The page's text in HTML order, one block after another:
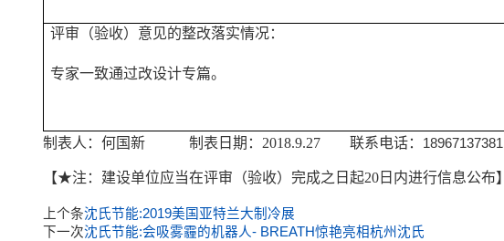
评审（验收）意见的整改落实情况：
专家一致通过改设计专篇。
制表人：何国新 制表日期：2018.9.27 联系电话： 18967137381
【★注：建设单位应当在评审（验收）完成之日起20日内进行信息公布】
上个条沈氏节能:2019美国亚特兰大制冷展
下一次沈氏节能:会吸雾霾的机器人- BREATH惊艳亮相杭州沈氏